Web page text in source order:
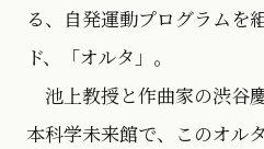
る、自発運動プログラムを
ド、「オルタ」。
池上教授と作曲家の渋谷
本科学未来館で、このオル